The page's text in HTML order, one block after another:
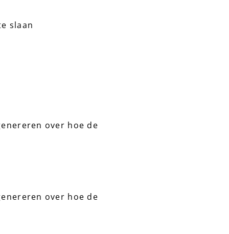
slaan
over hoe de
over hoe de